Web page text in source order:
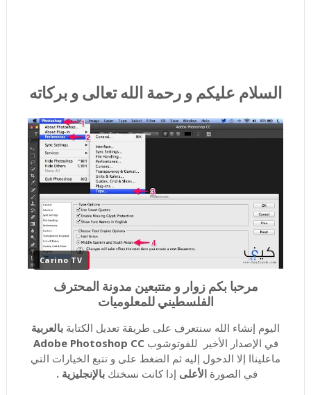
السلام عليكم و رحمة الله تعالى و بركاته
Carino TV
مرحبا بكم زوار و متتبعين مدونة المحترف
الفلسطيني للمعلوميات
اليوم إنشاء الله سنتعرف على طريقة تعديل الكتابة بالعربية
في الإصدار الأخير للفوتوشوب Adobe Photoshop CC
ماعليناا إلا الدخول إليه ثم الضغط على و تتبع الخيارات التي
في الصورة الأعلى إدا كانت نسختك بالإنجليزية .